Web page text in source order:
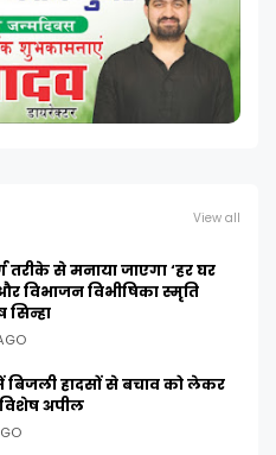
View all
तरीके से मनाया जाएगा ‘हर घर
विभाजन विभीषिका स्मृति
सिन्हा
बिजली हादसों से बचाव को लेकर
अपील